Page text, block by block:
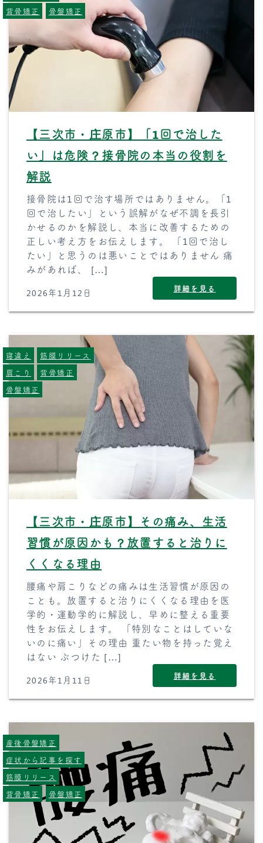
【三次市・庄原市】「1回で治した
い」は危険？接骨院の本当の役割を
解説
接骨院は1回で治す場所ではありません。「1
回で治したい」という誤解がなぜ不調を長引
かせるのかを解説し、本当に改善するための
正しい考え方をお伝えします。 「1回で治し
たい」と思うのは悪いことではありません 痛
みがあれば、 […]
2026年1月12日 詳細を見る
背骨矯正
骨盤矯正
【三次市・庄原市】その痛み、生活
習慣が原因かも？放置すると治りに
くくなる理由
腰痛や肩こりなどの痛みは生活習慣が原因の
ことも。放置すると治りにくくなる理由を医
学的・運動学的に解説し、早めに整える重要
性をお伝えします。 「特別なことはしていな
いのに痛い」その理由 重たい物を持った覚え
はない ぶつけた […]
2026年1月11日 詳細を見る
寝違え
筋膜リリース
肩こり
背骨矯正
骨盤矯正
産後骨盤矯正
症状から記事を探す
筋膜リリース
背骨矯正
骨盤矯正